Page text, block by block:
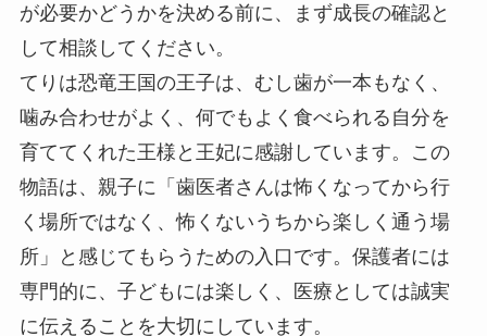
が必要かどうかを決める前に、まず成長の確認と
して相談してください。
てりは恐竜王国の王子は、むし歯が一本もなく、
噛み合わせがよく、何でもよく食べられる自分を
育ててくれた王様と王妃に感謝しています。この
物語は、親子に「歯医者さんは怖くなってから行
く場所ではなく、怖くないうちから楽しく通う場
所」と感じてもらうための入口です。保護者には
専門的に、子どもには楽しく、医療としては誠実
に伝えることを大切にしています。